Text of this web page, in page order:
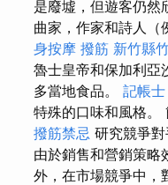
是廢墟，但遊客仍然
曲家，作家和詩人（
身按摩 撥筋 新竹縣
魯士皇帝和保加利亞
多當地食品。 記帳
特殊的口味和風格。
撥筋禁忌 研究競爭
由於銷售和營銷策略
外，在市場競爭中，